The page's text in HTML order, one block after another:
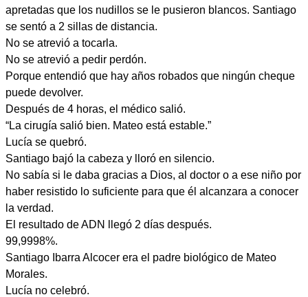
apretadas que los nudillos se le pusieron blancos. Santiago
se sentó a 2 sillas de distancia.
No se atrevió a tocarla.
No se atrevió a pedir perdón.
Porque entendió que hay años robados que ningún cheque
puede devolver.
Después de 4 horas, el médico salió.
“La cirugía salió bien. Mateo está estable.”
Lucía se quebró.
Santiago bajó la cabeza y lloró en silencio.
No sabía si le daba gracias a Dios, al doctor o a ese niño por
haber resistido lo suficiente para que él alcanzara a conocer
la verdad.
El resultado de ADN llegó 2 días después.
99,9998%.
Santiago Ibarra Alcocer era el padre biológico de Mateo
Morales.
Lucía no celebró.